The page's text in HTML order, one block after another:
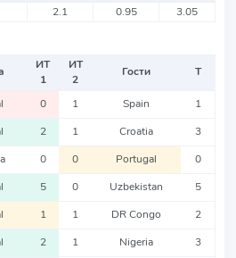
2.1 0.95 3.05
ИТ
1
ИТ
2
Гости Т
0 1 Spain 1
2 1 Croatia 3
0 0 Portugal 0
5 0 Uzbekistan 5
1 1 DR Congo 2
2 1 Nigeria 3